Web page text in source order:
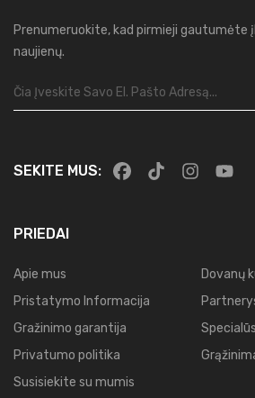
Prenumeruokite, kad pirmieji gautumėte
naujienų.
SEKITE MUS:
PRIEDAI
Apie mus
Pristatymo Informacija
Gražinimo garantija
Privatumo politika
Susisiekite su mumis
Dovanų